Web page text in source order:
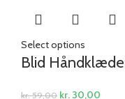
Select options
Blid
kr.59,00 kr. 30,00